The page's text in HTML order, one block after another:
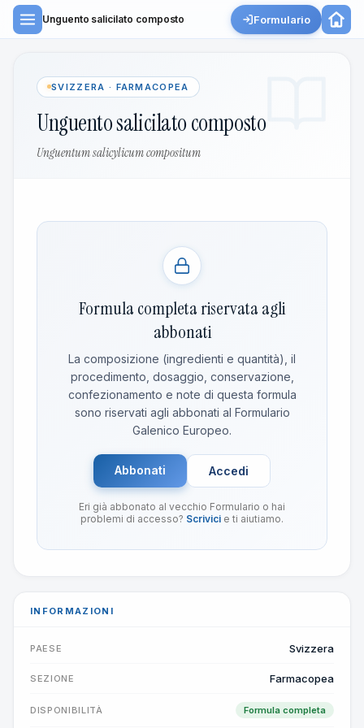
Unguento salicilato composto Formulario
SVIZZERA · FARMACOPEA
Unguento salicilato composto
Unguentum salicylicum compositum
Formula completa riservata agli
abbonati
La composizione (ingredienti e quantità), il
procedimento, dosaggio, conservazione,
confezionamento e note di questa formula
sono riservati agli abbonati al Formulario
Galenico Europeo.
Abbonati Accedi
Eri già abbonato al vecchio Formulario o hai
problemi di accesso? Scrivici e ti aiutiamo.
INFORMAZIONI
PAESE Svizzera
SEZIONE Farmacopea
DISPONIBILITÀ Formula completa